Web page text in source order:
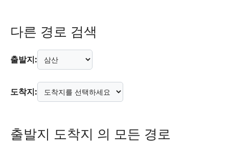
다른 경로 검색
출발지:
도착지:
출발지 도착지 의 모든 경로